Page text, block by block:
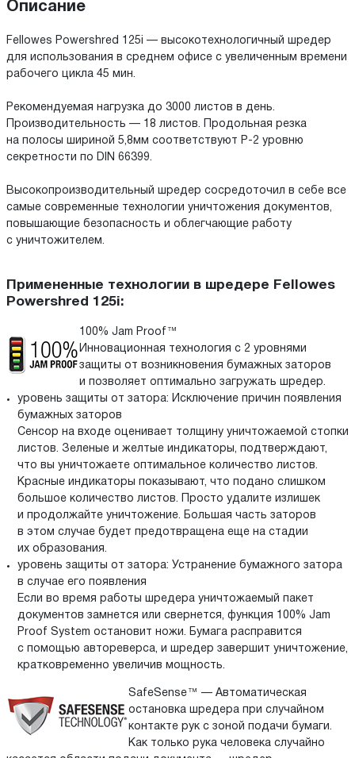
Описание
Fellowes Powershred 125i — высокотехнологичный шредер
для использования в среднем офисе с увеличенным времени
рабочего цикла 45 мин.
Рекомендуемая нагрузка до 3000 листов в день.
Производительность — 18 листов. Продольная резка
на полосы шириной 5,8мм соответствуют P-2 уровню
секретности по DIN 66399.
Высокопроизводительный шредер сосредоточил в себе все
самые современные технологии уничтожения документов,
повышающие безопасность и облегчающие работу
с уничтожителем.
Примененные технологии в шредере Fellowes
Powershred 125i:
100% Jam Proof™
Инновационная технология с 2 уровнями
защиты от возникновения бумажных заторов
и позволяет оптимально загружать шредер.
уровень защиты от затора: Исключение причин появления
бумажных заторов
Cенсор на входе оценивает толщину уничтожаемой стопки
листов. Зеленые и желтые индикаторы, подтверждают,
что вы уничтожаете оптимальное количество листов.
Красные индикаторы показывают, что подано слишком
большое количество листов. Просто удалите излишек
и продолжайте уничтожение. Большая часть заторов
в этом случае будет предотвращена еще на стадии
их образования.
уровень защиты от затора: Устранение бумажного затора
в случае его появления
Если во время работы шредера уничтожаемый пакет
документов замнется или свернется, функция 100% Jam
Proof System остановит ножи. Бумага расправится
с помощью автореверса, и шредер завершит уничтожение,
кратковременно увеличив мощность.
SafeSense™ — Автоматическая
остановка шредера при случайном
контакте рук с зоной подачи бумаги.
Как только рука человека случайно